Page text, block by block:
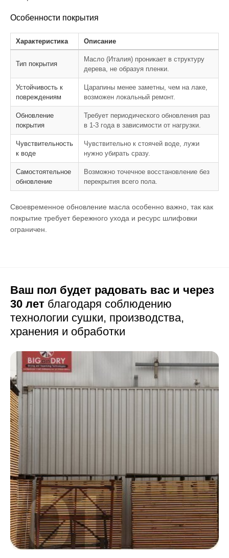
Особенности покрытия
Характеристика Описание
Тип покрытия
Масло (Италия) проникает в структуру
дерева, не образуя пленки.
Устойчивость к
повреждениям
Царапины менее заметны, чем на лаке,
возможен локальный ремонт.
Обновление
покрытия
Требует периодического обновления раз
в 1-3 года в зависимости от нагрузки.
Чувствительность
к воде
Чувствительно к стоячей воде, лужи
нужно убирать сразу.
Самостоятельное
обновление
Возможно точечное восстановление без
перекрытия всего пола.
Своевременное обновление масла особенно важно, так как
покрытие требует бережного ухода и ресурс шлифовки
ограничен.
Ваш пол будет радовать вас и через
30 лет благодаря соблюдению
технологии сушки, производства,
хранения и обработки